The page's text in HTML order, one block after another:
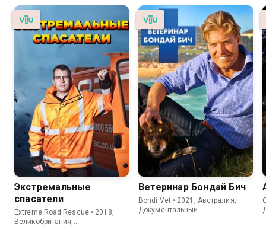
Экстремальные
спасатели
Extreme Road Rescue • 2018,
Великобритания,
Ветеринар Бондай Бич
Bondi Vet • 2021, Австралия,
Документальный